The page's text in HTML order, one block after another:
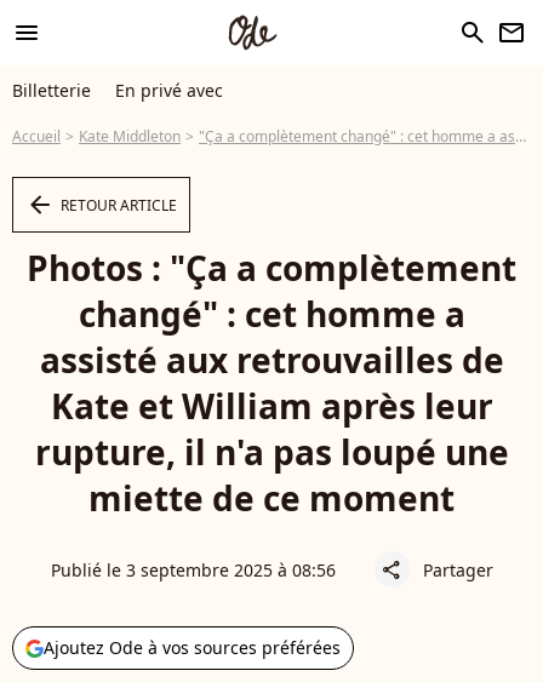
menu search newsletter
Billetterie En privé avec
Accueil Kate Middleton "Ça a complètement changé" : cet homme a assisté aux retrouvailles de Kate et William après leur rupture, il n'a pas loupé une miette de ce moment
arrow_left RETOUR ARTICLE
Photos : "Ça a complètement
changé" : cet homme a
assisté aux retrouvailles de
Kate et William après leur
rupture, il n'a pas loupé une
miette de ce moment
Publié le 3 septembre 2025 à 08:56 share Partager
Ajoutez Ode à vos sources préférées